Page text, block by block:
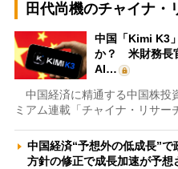
田代尚機のチャイナ・
中国「Kimi K3
か？ 米財務長
AI…
中国経済に精通する中国株投
ミアム連載「チャイナ・リサ
中国経済“予想外の低成長”
方針の修正で成長加速が予